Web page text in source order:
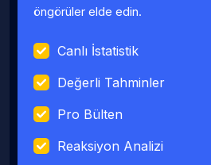
öngörüler elde edin.
Canlı İstatistik
Değerli Tahminler
Pro Bülten
Reaksiyon Analizi